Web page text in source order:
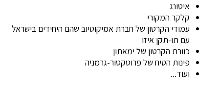
איטונג
קלקר המקורי
עמודי הקרטון של חברת אמיקוטיוב שהם היחידים בישראל
עם תו-תקן איזו
כוורת הקרטון של ימאתון
פינות הטיח של פרוטקטור-גרמניה
ועוד...